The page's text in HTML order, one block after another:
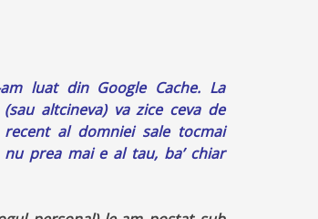
luat din Google Cache. La
altcineva) va zice ceva de
al domniei sale tocmai
prea mai e al tau, ba’ chiar